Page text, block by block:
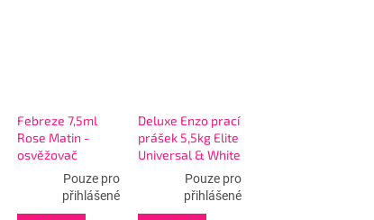
Febreze 7,5ml
Rose Matin -
osvěžovač
vzduchuPouze pro
přihlášené
Deluxe Enzo prací
prášek 5,5kg Elite
Universal & White
Muschio Bianco -
Pouze pro
přihlášené